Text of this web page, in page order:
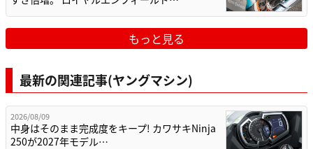
もっと見る
最新の関連記事(ヤングマシン)
2026/08/09
中身はそのまま完成度をキープ! カワサキNinja
250が2027年モデル…